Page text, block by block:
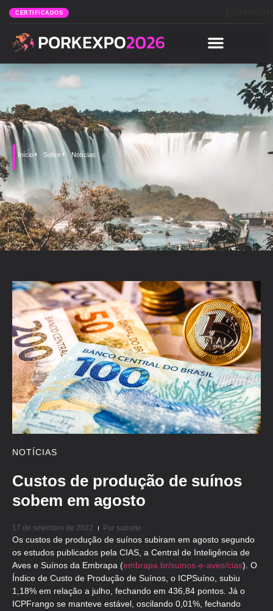
CERTIFICADOS
Início Sobre Notícias
NOTÍCIAS
Custos de produção de suínos
sobem em agosto
17 de setembro de 2022 Por suporte
Os custos de produção de suínos subiram em agosto segundo
os estudos publicados pela CIAS, a Central de Inteligência de
Aves e Suínos da Embrapa (embrapa.br/suinos-e-aves/cias). O
Índice de Custo de Produção de Suínos, o ICPSuíno, subiu
1,18% em relação a julho, fechando em 436,84 pontos. Já o
ICPFrango se manteve estável, oscilando 0,01%, fechando